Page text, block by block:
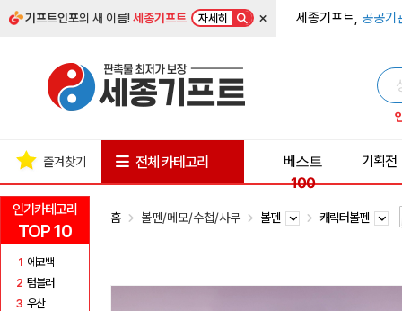
기프트인포의 새 이름!세종기프트 자세히 × 세종기프트, 공공기
인기카테고리
TOP 10
1 에코백
2 텀블러
3 우산
즐겨찾기 전체 카테고리
베스트
100
기획전
홈 볼펜/메모/수첩/사무 볼펜 캐릭터볼펜